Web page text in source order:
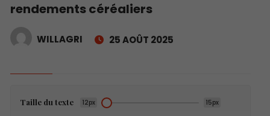
rendements céréaliers
WILLAGRI 25 AOÛT 2025
Taille du texte 12px 15px